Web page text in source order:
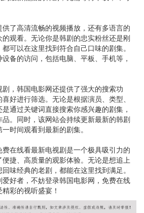
了高清流畅的视频播放，还有多语言的
观看。无论你是韩剧的忠实粉丝还是刚
可以在这里找到符合自己口味的剧集。
备的访问，包括电脑、平板、手机等，
，韩国电影网还提供了强大的搜索功
好进行筛选。无论是根据演员、类型、
通过关键词直接搜索你感兴趣的剧集，
。同时，该网站会持续更新最新的韩剧
时间观看到最新的剧集。
在线看最新电视剧是一个极具吸引力的
捷、高质量的观影体验。无论是想追上
味经典的老剧，都能在这里找到满足。
好者，不妨登录韩国电影网，免费在线
彩的视听盛宴！